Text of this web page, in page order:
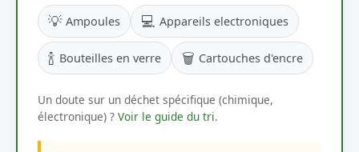
💡 Ampoules 💻 Appareils electroniques
🍾 Bouteilles en verre 🗑️ Cartouches d'encre
Un doute sur un déchet spécifique (chimique,
électronique) ? Voir le guide du tri.